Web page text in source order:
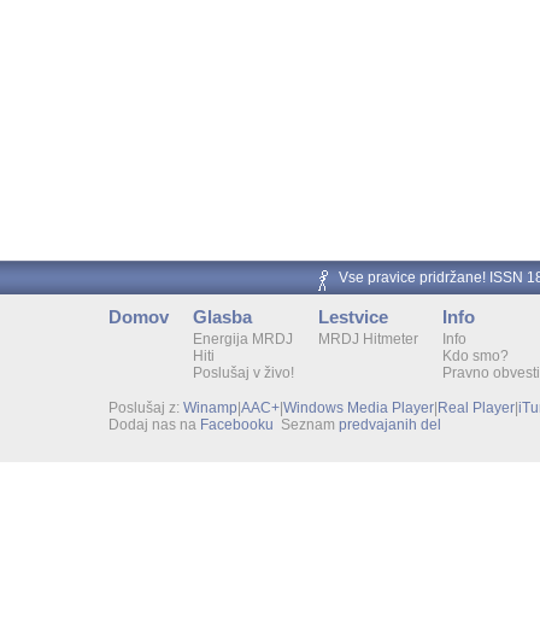
Vse pravice pridržane! ISSN
Domov Glasba
Energija MRDJ
Hiti
Poslušaj v živo!
Lestvice
MRDJ Hitmeter
Info
Info
Kdo smo?
Pravno
Poslušaj z: Winamp AAC+ Windows Media Player Real Player
Dodaj nas na Facebooku Seznam predvajanih del